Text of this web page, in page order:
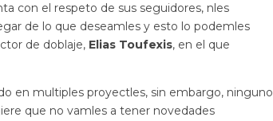
con el respeto de sus seguidores, nles
de lo que deseamles y esto lo podemles
de doblaje, Elias Toufexis, en el que
en multiples proyectles, sin embargo, ninguno
que no vamles a tener novedades